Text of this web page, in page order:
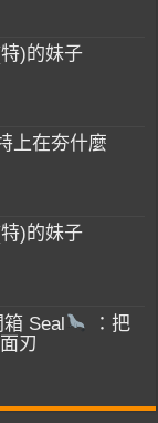
)的妹子
上在夯什麼
)的妹子
Seal
：把
刃